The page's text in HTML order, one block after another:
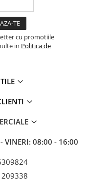
cu promotiile
in Politica de
VINERI: 08:00 - 16:00